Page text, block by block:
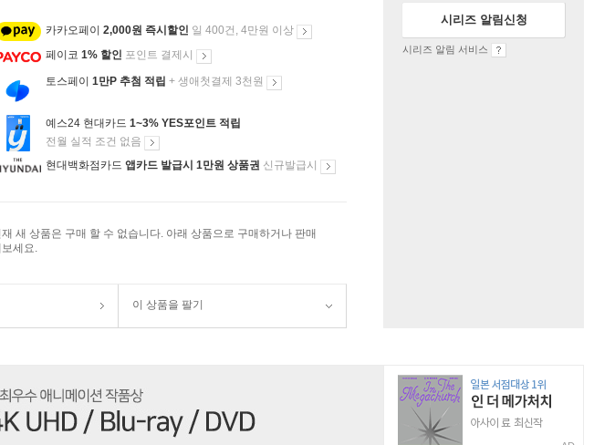
카카오페이 2,000원 즉시할인 일 400건, 4만원 이상
페이코 1% 할인 포인트 결제시
토스페이 1만P 추첨 적립 + 생애첫결제 3천원
예스24 현대카드 1~3% YES포인트 적립
전월 실적 조건 없음
현대백화점카드 앱카드 발급시 1만원 상품권 신규발급시
재 새 상품은 구매 할 수 없습니다. 아래 상품으로 구매하거나 판매
세요.
이 상품을 팔기
시리즈 알림신청
시리즈 알림 서비스